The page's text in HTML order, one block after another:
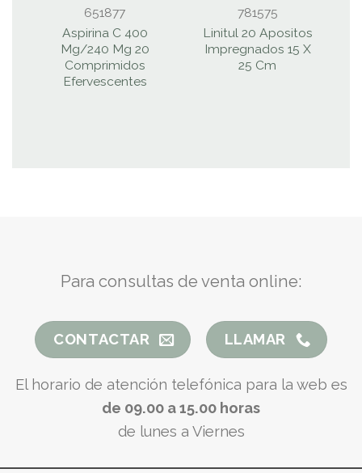
651877
Aspirina C 400
Mg/240 Mg 20
Comprimidos
Efervescentes
781575
Linitul 20 Apositos
Impregnados 15 X
25 Cm
Para consultas de venta online:
CONTACTAR LLAMAR
El horario de atención telefónica para la web es
de 09.00 a 15.00 horas
de lunes a Viernes